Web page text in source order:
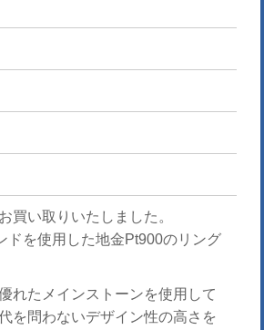
買い取りいたしました。
ドを使用した地金Pt900のリング
れたメインストーンを使用して
を問わないデザイン性の高さを